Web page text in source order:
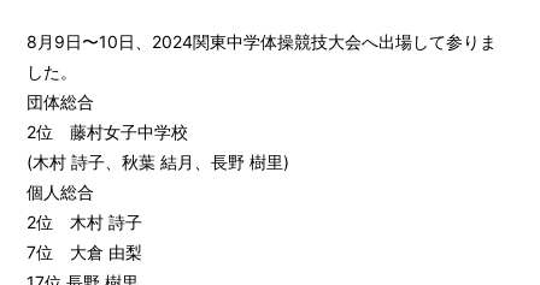
8月9日〜10日、2024関東中学体操競技大会へ出場して参りま
した。
団体総合
2位 藤村女子中学校
(木村 詩子、秋葉 結月、長野 樹里)
個人総合
2位 木村 詩子
7位 大倉 由梨